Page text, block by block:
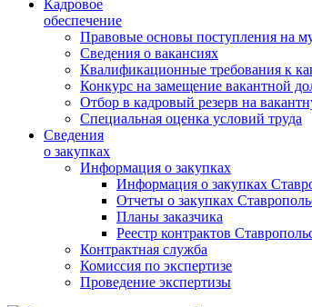
Кадровое
обеспечение
Правовые основы поступления на
Сведения о вакансиях
Квалификационные требования к
Конкурс на замещение вакантной
Отбор в кадровый резерв на
Специальная оценка условий труда
Сведения
о закупках
Информация о закупках
Информация о закупках
Отчеты о закупках
Планы заказчика
Реестр контрактов
Контрактная служба
Комиссия по экспертизе
Проведение экспертизы